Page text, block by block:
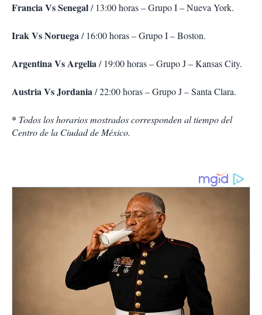
Francia Vs Senegal/ 13:00 horas – Grupo I – Nueva York.
Irak Vs Noruega/ 16:00 horas – Grupo I – Boston.
Argentina Vs Argelia/ 19:00 horas – Grupo J – Kansas City.
Austria Vs Jordania/ 22:00 horas – Grupo J – Santa Clara.
* Todos los horarios mostrados corresponden al tiempo del
Centro de la Ciudad de México.